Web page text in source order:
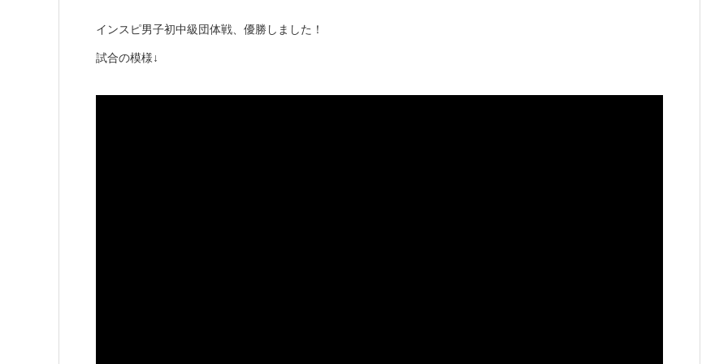
インスピ男子初中級団体戦、優勝しました！
試合の模様↓